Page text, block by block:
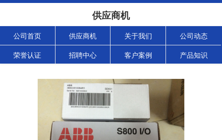
供应商机
公司首页 供应商机 关于我们 公司动态
荣誉认证 招聘中心 客户案例 产品知识